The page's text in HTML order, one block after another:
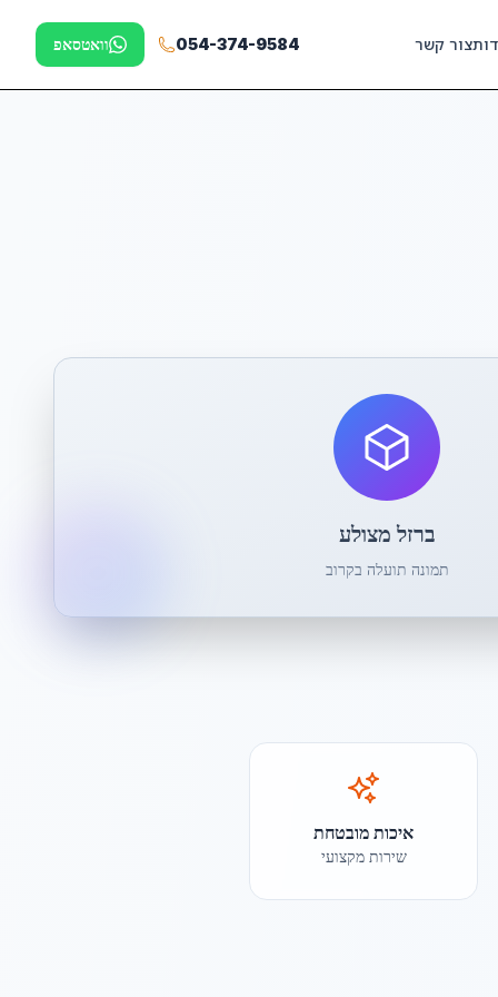
צור קשר 054-374-9584 וואטסאפ
ברזל מצולע
תמונה תועלה בקרוב
איכות מובטחת
שירות מקצועי